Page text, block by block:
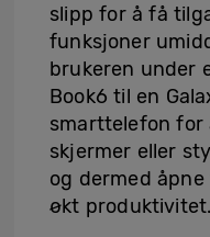
slipp for å få
funksjoner
brukeren under
Book6 til en
smarttelefon for
skjermer eller
og dermed
økt produktivitet.